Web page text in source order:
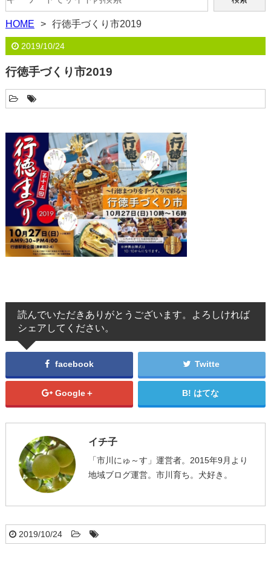
HOME 行徳手づくり市2019
2019/10/24
行徳手づくり市2019
読んでいただきありがとうございます。よろしければ
シェアしてください。
facebook Twitte
Google＋ はてな
イチ子
「市川にゅ～す」運営者。2015年9月より
地域ブログ運営。市川育ち。犬好き。
2019/10/24